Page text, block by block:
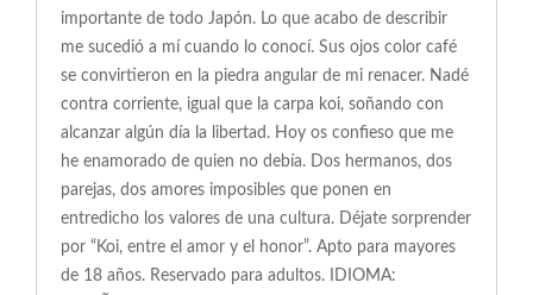
importante de todo Japón. Lo que acabo de describir
me sucedió a mí cuando lo conocí. Sus ojos color café
se convirtieron en la piedra angular de mi renacer. Nadé
contra corriente, igual que la carpa koi, soñando con
alcanzar algún día la libertad. Hoy os confieso que me
he enamorado de quien no debía. Dos hermanos, dos
parejas, dos amores imposibles que ponen en
entredicho los valores de una cultura. Déjate sorprender
por “Koi, entre el amor y el honor”. Apto para mayores
de 18 años. Reservado para adultos. IDIOMA: